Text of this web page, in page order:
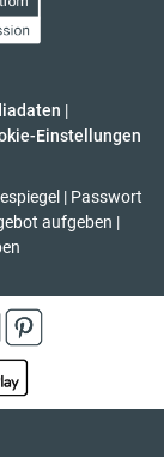
|
Einstellungen
| Passwort
aufgeben |